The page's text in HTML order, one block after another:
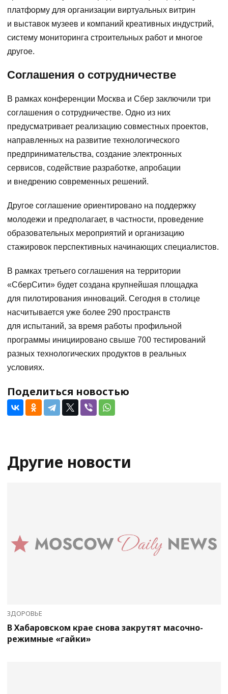
платформу для организации виртуальных витрин
и выставок музеев и компаний креативных индустрий,
систему мониторинга строительных работ и многое
другое.
Соглашения о сотрудничестве
В рамках конференции Москва и Сбер заключили три
соглашения о сотрудничестве. Одно из них
предусматривает реализацию совместных проектов,
направленных на развитие технологического
предпринимательства, создание электронных
сервисов, содействие разработке, апробации
и внедрению современных решений.
Другое соглашение ориентировано на поддержку
молодежи и предполагает, в частности, проведение
образовательных мероприятий и организацию
стажировок перспективных начинающих специалистов.
В рамках третьего соглашения на территории
«СберСити» будет создана крупнейшая площадка
для пилотирования инноваций. Сегодня в столице
насчитывается уже более 290 пространств
для испытаний, за время работы профильной
программы инициировано свыше 700 тестирований
разных технологических продуктов в реальных
условиях.
Поделиться новостью
Другие новости
ЗДОРОВЬЕ
В Хабаровском крае снова закрутят масочно-
режимные «гайки»